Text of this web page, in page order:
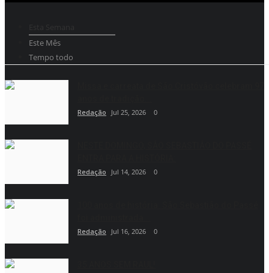
Este Mês
Tempo todo
Redação Jul 25, 2026 0
Redação Jul 14, 2026 0
Redação Jul 16, 2026 0